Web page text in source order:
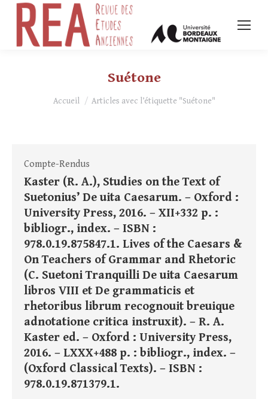
Suétone
Vous êtes ici :
Accueil Articles avec l’étiquette "Suétone"
Compte-Rendus
Kaster (R. A.), Studies on the Text of
Suetonius’ De uita Caesarum. – Oxford :
University Press, 2016. – XII+332 p. :
bibliogr., index. – ISBN :
978.0.19.875847.1. Lives of the Caesars &
On Teachers of Grammar and Rhetoric
(C. Suetoni Tranquilli De uita Caesarum
libros VIII et De grammaticis et
rhetoribus librum recognouit breuique
adnotatione critica instruxit). – R. A.
Kaster ed. – Oxford : University Press,
2016. – LXXX+488 p. : bibliogr., index. –
(Oxford Classical Texts). – ISBN :
978.0.19.871379.1.